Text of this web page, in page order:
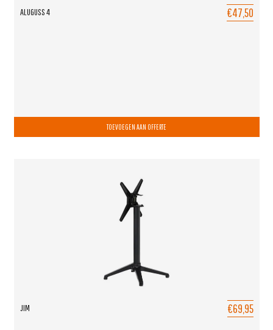
ALUGUSS 4 €47,50
TOEVOEGEN AAN OFFERTE
JIM €69,95